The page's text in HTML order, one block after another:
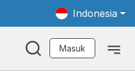
Indonesia
Masuk